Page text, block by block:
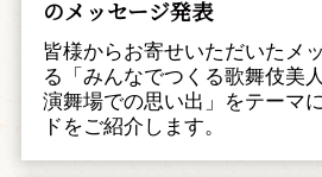
のメッセージ発表
皆様からお寄せいただいたメ
る「みんなでつくる歌舞伎美
演舞場での思い出」をテーマ
ドをご紹介します。